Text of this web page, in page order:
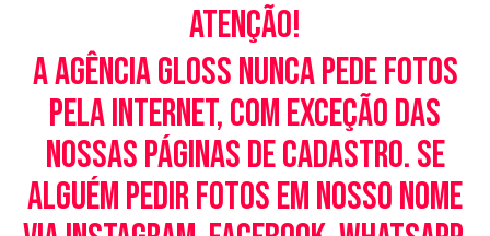
Atenção!
A Agência Gloss nunca pede fotos
pela Internet, com exceção das
nossas páginas de cadastro. Se
alguém pedir fotos em nosso nome